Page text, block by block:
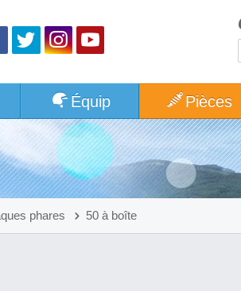
Équip Pièces
phares 50 à boîte